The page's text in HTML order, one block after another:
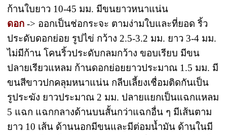
ก้านใบยาว 10-45 มม. มีขนยาวหนาแน่น
ดอก -> ออกเป็นช่อกระจะ ตามง่ามใบและที่ยอด ริ้ว
ประดับดอกย่อย รูปไข่ กว้าง 2.5-3.2 มม. ยาว 3-4 มม.
ไม่มีก้าน โคนริ้วประดับกลมกว้าง ขอบเรียบ มีขน
ปลายเรียวแหลม ก้านดอกย่อยยาวประมาณ 1.5 มม. มี
ขนสีขาวปกคลุมหนาแน่น กลีบเลี้ยงเชื่อมติดกันเป็น
รูประฆัง ยาวประมาณ 2 มม. ปลายแยกเป็นแฉกแหลม
5 แฉก แฉกกลางด้านบนสั้นกว่าแฉกอื่น ๆ มีเส้นตาม
ยาว 10 เส้น ด้านนอกมีขนและมีต่อมน้ำมัน ด้านในมี